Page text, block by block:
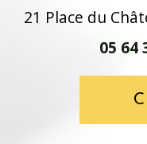
21 Place du
05 64